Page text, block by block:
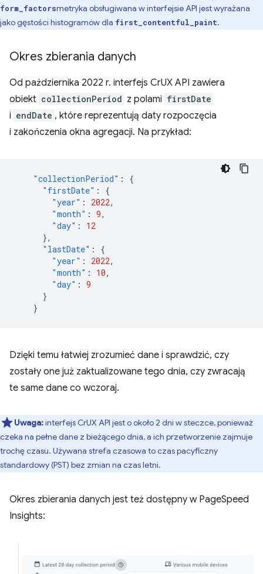
form_factorsmetryka obsługiwana w interfejsie API jest wyrażana
jako gęstości histogramów dla first_contentful_paint.
Okres zbierania danych
Od października 2022 r. interfejs CrUX API zawiera
obiekt collectionPeriod z polami firstDate
i endDate , które reprezentują daty rozpoczęcia
i zakończenia okna agregacji. Na przykład:
"collectionPeriod" :
{
"firstDate" :
{
"year" : 2022,
"month" : 9,
"day" :
12
},
"lastDate" :
{
"year" : 2022,
"month" : 10,
"day" : 9
}
}
Dzięki temu łatwiej zrozumieć dane i sprawdzić, czy
zostały one już zaktualizowane tego dnia, czy zwracają
te same dane co wczoraj.
Uwaga:interfejs CrUX API jest o około 2 dni w steczce, ponieważ
czeka na pełne dane z bieżącego dnia, a ich przetworzenie zajmuje
trochę czasu. Używana strefa czasowa to czas pacyficzny
standardowy (PST) bez zmian na czas letni.
Okres zbierania danych jest też dostępny w PageSpeed
Insights: